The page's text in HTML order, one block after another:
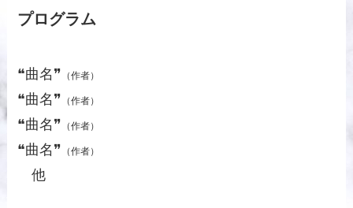
プログラム
❝曲名❞ （作者）
❝曲名❞ （作者）
❝曲名❞ （作者）
❝曲名❞ （作者）
他